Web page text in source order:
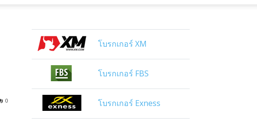
0
โบรกเกอร์ XM
โบรกเกอร์ FBS
โบรกเกอร์ Exness